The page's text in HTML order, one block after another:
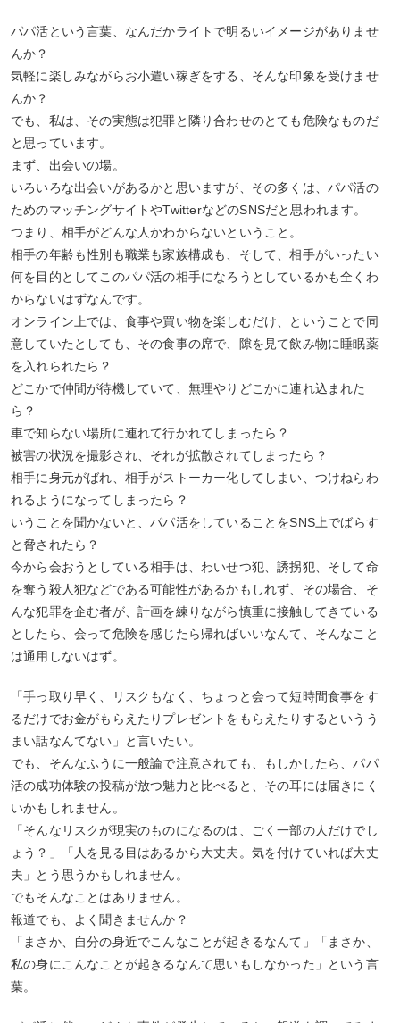
パパ活という言葉、なんだかライトで明るいイメージがありませ
んか？
気軽に楽しみながらお小遣い稼ぎをする、そんな印象を受けませ
んか？
でも、私は、その実態は犯罪と隣り合わせのとても危険なものだ
と思っています。
まず、出会いの場。
いろいろな出会いがあるかと思いますが、その多くは、パパ活の
ためのマッチングサイトやTwitterなどのSNSだと思われます。
つまり、相手がどんな人かわからないということ。
相手の年齢も性別も職業も家族構成も、そして、相手がいったい
何を目的としてこのパパ活の相手になろうとしているかも全くわ
からないはずなんです。
オンライン上では、食事や買い物を楽しむだけ、ということで同
意していたとしても、その食事の席で、隙を見て飲み物に睡眠薬
を入れられたら？
どこかで仲間が待機していて、無理やりどこかに連れ込まれた
ら？
車で知らない場所に連れて行かれてしまったら？
被害の状況を撮影され、それが拡散されてしまったら？
相手に身元がばれ、相手がストーカー化してしまい、つけねらわ
れるようになってしまったら？
いうことを聞かないと、パパ活をしていることをSNS上でばらす
と脅されたら？
今から会おうとしている相手は、わいせつ犯、誘拐犯、そして命
を奪う殺人犯などである可能性があるかもしれず、その場合、そ
んな犯罪を企む者が、計画を練りながら慎重に接触してきている
としたら、会って危険を感じたら帰ればいいなんて、そんなこと
は通用しないはず。
「手っ取り早く、リスクもなく、ちょっと会って短時間食事をす
るだけでお金がもらえたりプレゼントをもらえたりするというう
まい話なんてない」と言いたい。
でも、そんなふうに一般論で注意されても、もしかしたら、パパ
活の成功体験の投稿が放つ魅力と比べると、その耳には届きにく
いかもしれません。
「そんなリスクが現実のものになるのは、ごく一部の人だけでし
ょう？」「人を見る目はあるから大丈夫。気を付けていれば大丈
夫」とう思うかもしれません。
でもそんなことはありません。
報道でも、よく聞きませんか？
「まさか、自分の身近でこんなことが起きるなんて」「まさか、
私の身にこんなことが起きるなんて思いもしなかった」という言
葉。